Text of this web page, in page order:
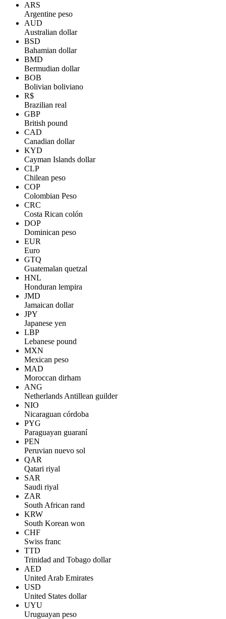
ARS
Argentine peso
AUD
Australian dollar
BSD
Bahamian dollar
BMD
Bermudian dollar
BOB
Bolivian boliviano
R$
Brazilian real
GBP
British pound
CAD
Canadian dollar
KYD
Cayman Islands dollar
CLP
Chilean peso
COP
Colombian Peso
CRC
Costa Rican colón
DOP
Dominican peso
EUR
Euro
GTQ
Guatemalan quetzal
HNL
Honduran lempira
JMD
Jamaican dollar
JPY
Japanese yen
LBP
Lebanese pound
MXN
Mexican peso
MAD
Moroccan dirham
ANG
Netherlands Antillean guilder
NIO
Nicaraguan córdoba
PYG
Paraguayan guaraní
PEN
Peruvian nuevo sol
QAR
Qatari riyal
SAR
Saudi riyal
ZAR
South African rand
KRW
South Korean won
CHF
Swiss franc
TTD
Trinidad and Tobago dollar
AED
United Arab Emirates
USD
United States dollar
UYU
Uruguayan peso